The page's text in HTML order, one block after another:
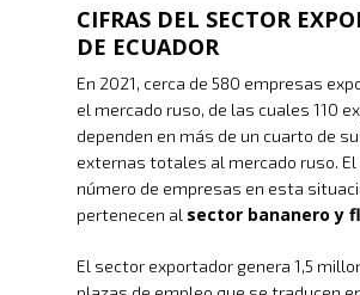
CIFRAS DEL SECTOR
DE ECUADOR
En 2021, cerca de 580 empresas
el mercado ruso, de las cuales 110
dependen en más de un cuarto de
externas totales al mercado ruso. El
número de empresas en esta
pertenecen al sector bananero y
El sector exportador genera 1,5